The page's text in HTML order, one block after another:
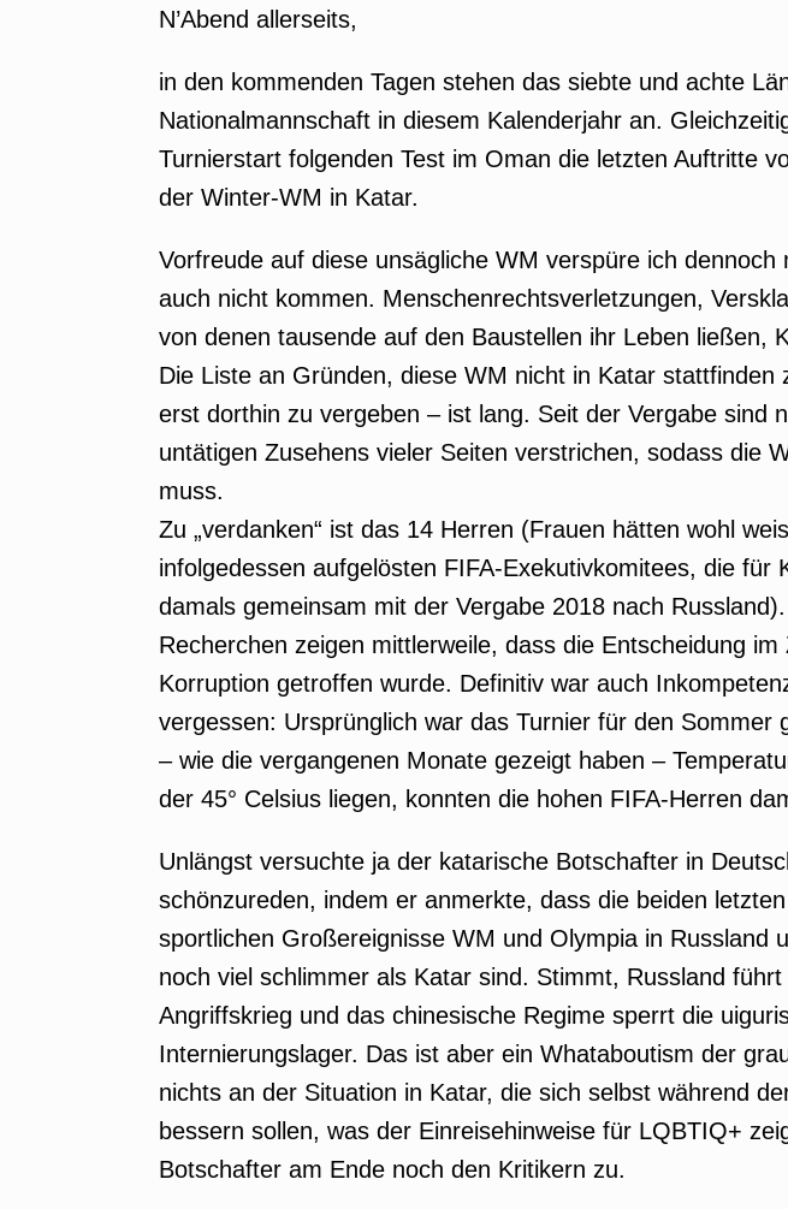
N’Abend allerseits,
in den kommenden Tagen stehen das siebte und achte
Nationalmannschaft in diesem Kalenderjahr an.
Turnierstart folgenden Test im Oman die letzten Auftritte
der Winter-WM in Katar.
Vorfreude auf diese unsägliche WM verspüre ich dennoch
auch nicht kommen. Menschenrechtsverletzungen,
von denen tausende auf den Baustellen ihr Leben ließen,
Die Liste an Gründen, diese WM nicht in Katar stattfinden
erst dorthin zu vergeben – ist lang. Seit der Vergabe sind
untätigen Zusehens vieler Seiten verstrichen, sodass die
muss.
Zu „verdanken“ ist das 14 Herren (Frauen hätten wohl
infolgedessen aufgelösten FIFA-Exekutivkomitees, die für
damals gemeinsam mit der Vergabe 2018 nach
Recherchen zeigen mittlerweile, dass die Entscheidung
Korruption getroffen wurde. Definitiv war auch
vergessen: Ursprünglich war das Turnier für den Sommer
– wie die vergangenen Monate gezeigt haben –
der 45° Celsius liegen, konnten die hohen FIFA-Herren
Unlängst versuchte ja der katarische Botschafter in
schönzureden, indem er anmerkte, dass die beiden
sportlichen Großereignisse WM und Olympia in Russland
noch viel schlimmer als Katar sind. Stimmt, Russland
Angriffskrieg und das chinesische Regime sperrt die
Internierungslager. Das ist aber ein Whataboutism der
nichts an der Situation in Katar, die sich selbst während
bessern sollen, was der Einreisehinweise für LQBTIQ+
Botschafter am Ende noch den Kritikern zu.